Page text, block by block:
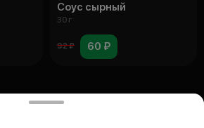
Соус сырный
30 г
92 ₽ 60 ₽